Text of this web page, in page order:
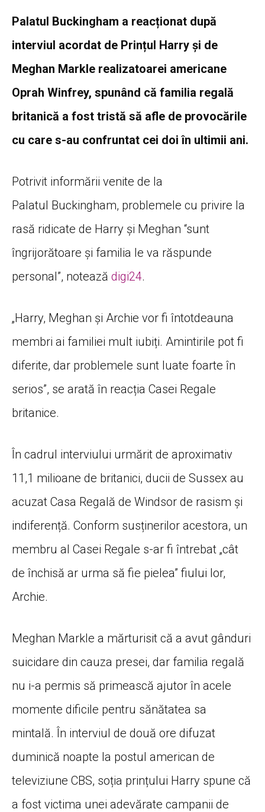
Palatul Buckingham a reacționat după
interviul acordat de Prințul Harry și de
Meghan Markle realizatoarei americane
Oprah Winfrey, spunând că familia regală
britanică a fost tristă să afle de provocările
cu care s-au confruntat cei doi în ultimii ani.
Potrivit informării venite de la
Palatul Buckingham, problemele cu privire la
rasă ridicate de Harry şi Meghan “sunt
îngrijorătoare şi familia le va răspunde
personal”, notează digi24.
„Harry, Meghan și Archie vor fi întotdeauna
membri ai familiei mult iubiți. Amintirile pot fi
diferite, dar problemele sunt luate foarte în
serios”, se arată în reacția Casei Regale
britanice.
În cadrul interviului urmărit de aproximativ
11,1 milioane de britanici, ducii de Sussex au
acuzat Casa Regală de Windsor de rasism și
indiferență. Conform susținerilor acestora, un
membru al Casei Regale s-ar fi întrebat „cât
de închisă ar urma să fie pielea” fiului lor,
Archie.
Meghan Markle a mărturisit că a avut gânduri
suicidare din cauza presei, dar familia regală
nu i-a permis să primească ajutor în acele
momente dificile pentru sănătatea sa
mintală. În interviul de două ore difuzat
duminică noapte la postul american de
televiziune CBS, soția prințului Harry spune că
a fost victima unei adevărate campanii de